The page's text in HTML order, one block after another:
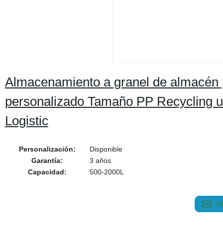
Almacenamiento a granel de
personalizado Tamaño PP Recycling
Logistic
Personalización:
Disponible
Garantía:
3 años
Capacidad:
500-2000L